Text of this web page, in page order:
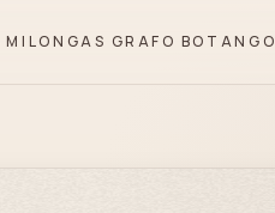
MILONGAS GRAFO BOTANGO